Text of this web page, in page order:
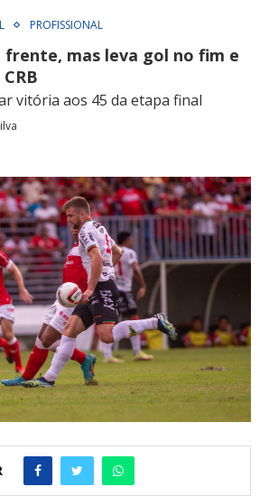
PROFISSIONAL
frente, mas leva gol no fim e
vitória aos 45 da etapa final